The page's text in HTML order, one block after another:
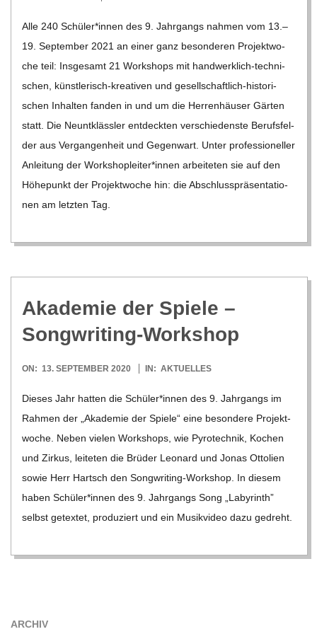
Alle 240 Schüler*innen des 9. Jahr­gangs nah­men vom 13.–
19. Sep­tem­ber 2021 an einer ganz beson­de­ren Pro­jekt­wo­
che teil: Ins­ge­samt 21 Work­shops mit han­d­­wer­k­­lich-tech­­ni­­
schen, küns­t­­le­risch-kre­a­­ti­­ven und gesel­l­­schaf­t­­lich-his­­to­ri­­
schen Inhal­ten fan­den in und um die Her­ren­häu­ser Gär­ten
statt. Die Neunt­kläss­ler ent­deck­ten ver­schie­denste Berufs­fel­
der aus Ver­gan­gen­heit und Gegen­wart. Unter pro­fes­sio­nel­ler
Anlei­tung der Workshopleiter*innen arbei­te­ten sie auf den
Höhe­punkt der Pro­jekt­wo­che hin: die Abschluss­prä­sen­ta­tio­
nen am letz­ten Tag.
Aka­de­mie der Spiele –
Songwriting-Workshop
2020-
ON: 13. SEPTEMBER 2020 IN: AKTUELLES
Die­ses Jahr hat­ten die Schüler*innen des 9. Jahr­gangs im
Rah­men der „Aka­de­mie der Spiele“ eine beson­dere Pro­jekt­
wo­che. Neben vie­len Work­shops, wie Pyro­tech­nik, Kochen
und Zir­kus, lei­te­ten die Brü­der Leo­nard und Jonas Otto­lien
sowie Herr Hartsch den Son­g­­wri­­ting-Work­­shop. In die­sem
haben Schüler*innen des 9. Jahr­gangs Song „Laby­rinth”
selbst getex­tet, pro­du­ziert und ein Musik­vi­deo dazu gedreht.
ARCHIV